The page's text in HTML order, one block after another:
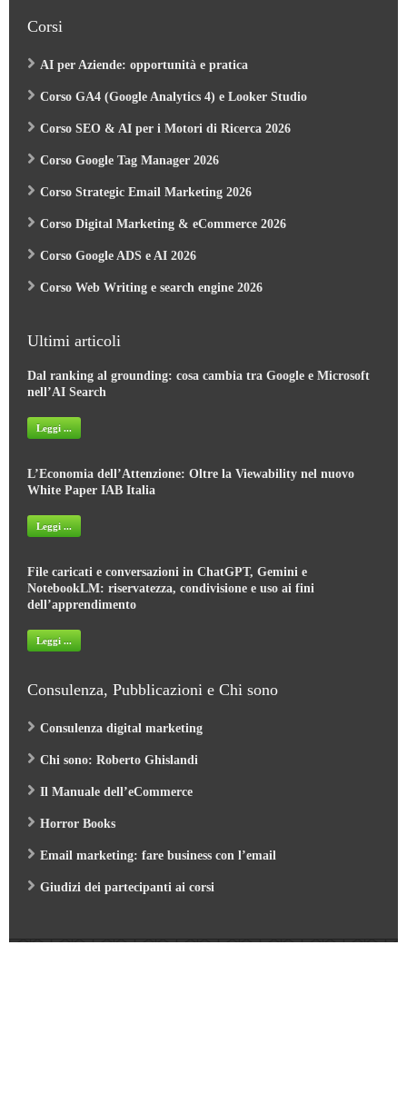
Corsi
AI per Aziende: opportunità e pratica
Corso GA4 (Google Analytics 4) e Looker Studio
Corso SEO & AI per i Motori di Ricerca 2026
Corso Google Tag Manager 2026
Corso Strategic Email Marketing 2026
Corso Digital Marketing & eCommerce 2026
Corso Google ADS e AI 2026
Corso Web Writing e search engine 2026
Ultimi articoli
Dal ranking al grounding: cosa cambia tra Google e Microsoft
nell’AI Search
Leggi ...
L’Economia dell’Attenzione: Oltre la Viewability nel nuovo
White Paper IAB Italia
Leggi ...
File caricati e conversazioni in ChatGPT, Gemini e
NotebookLM: riservatezza, condivisione e uso ai fini
dell’apprendimento
Leggi ...
Consulenza, Pubblicazioni e Chi sono
Consulenza digital marketing
Chi sono: Roberto Ghislandi
Il Manuale dell’eCommerce
Horror Books
Email marketing: fare business con l’email
Giudizi dei partecipanti ai corsi